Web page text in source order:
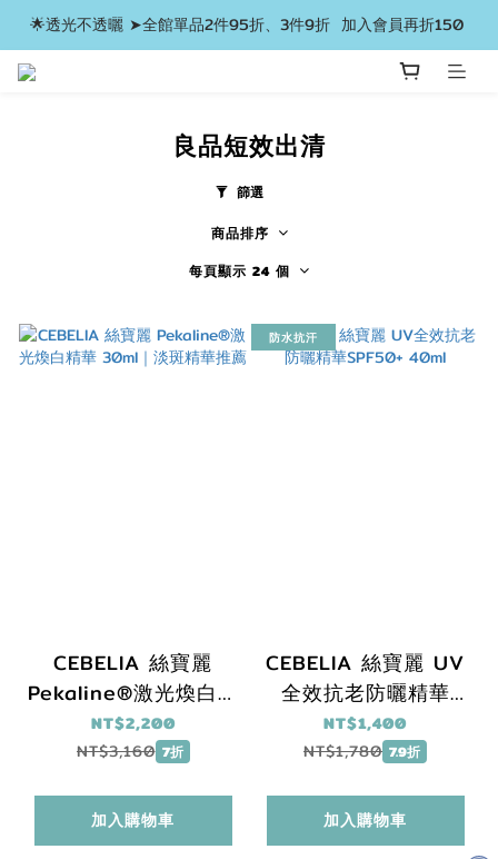
🌟透光不透曬 ➤全館單品2件95折、3件9折  加入會員再折150
良品短效出清
篩選
商品排序
每頁顯示 24 個
CEBELIA 絲寶麗
Pekaline®激光煥白精
華 30ml｜淡斑精華推
薦
NT$2,200
NT$3,160 7折
加入購物車
防水抗汗
CEBELIA 絲寶麗 UV
全效抗老防曬精華
SPF50+ 40ml
NT$1,400
NT$1,780 7.9折
加入購物車